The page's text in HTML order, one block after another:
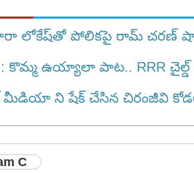
నారా లోకేష్‌తో పోలికపై రామ్ చరణ్
: కొమ్మ ఉయ్యాలా పాట.. RRR చైల్డ్
మీడియా ని షేక్ చేసిన చిరంజీవి
C